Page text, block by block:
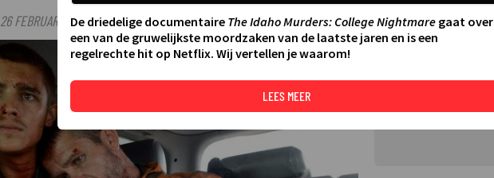
26 FEBRUARI 2026 15:45·LAATSTE UPDATE:26-02-26 19:32
©
De driedelige documentaire The Idaho Murders: College Nightmaregaat over
een van de gruwelijkste moordzaken van de laatste jaren en is een
regelrechte hit op Netflix. Wij vertellen je waarom!
LEES MEER